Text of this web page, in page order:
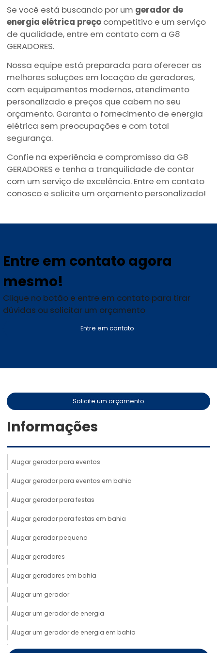
Se você está buscando por um gerador de
energia elétrica preço competitivo e um serviço
de qualidade, entre em contato com a G8
GERADORES.
Nossa equipe está preparada para oferecer as
melhores soluções em locação de geradores,
com equipamentos modernos, atendimento
personalizado e preços que cabem no seu
orçamento. Garanta o fornecimento de energia
elétrica sem preocupações e com total
segurança.
Confie na experiência e compromisso da G8
GERADORES e tenha a tranquilidade de contar
com um serviço de excelência. Entre em contato
conosco e solicite um orçamento personalizado!
Entre em contato agora
mesmo!
Clique no botão e entre em contato para tirar
dúvidas ou solicitar um orçamento
Entre em contato
Solicite um orçamento
Informações
Alugar gerador para eventos
Alugar gerador para eventos em bahia
Alugar gerador para festas
Alugar gerador para festas em bahia
Alugar gerador pequeno
Alugar geradores
Alugar geradores em bahia
Alugar um gerador
Alugar um gerador de energia
Alugar um gerador de energia em bahia
Aluguel de cabos elétricos